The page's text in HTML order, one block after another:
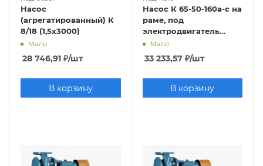
Насос
(агрегатированный) К
8/18 (1,5х3000)
Мало
28 746,91 ₽/шт
В корзину
Насос К 65-50-160а-с на
раме, под
электродвигатель
4х3000
Мало
33 233,57₽/шт
В корзину